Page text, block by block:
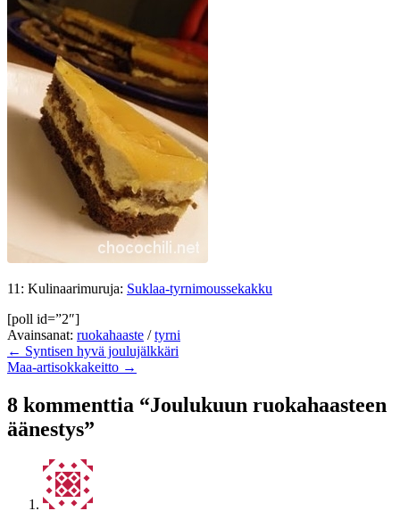
11: Kulinaarimuruja: Suklaa-tyrnimoussekakku
[poll id=”2″]
Avainsanat: ruokahaaste /tyrni
← Syntisen hyvä joulujälkkäri
Maa-artisokkakeitto →
8 kommenttia “Joulukuun ruokahaasteen
äänestys”